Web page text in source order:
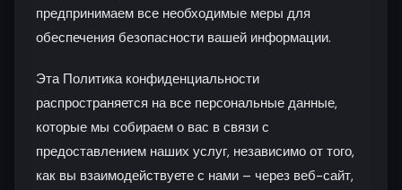
предпринимаем все необходимые меры для
обеспечения безопасности вашей информации.
Эта Политика конфиденциальности
распространяется на все персональные данные,
которые мы собираем о вас в связи с
предоставлением наших услуг, независимо от того,
как вы взаимодействуете с нами – через веб-сайт,